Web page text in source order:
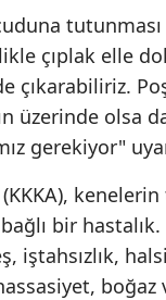
çıplak elle
çıkarabiliriz.
üzerinde olsa
gerekiyor"
bir
iştahsızlık,